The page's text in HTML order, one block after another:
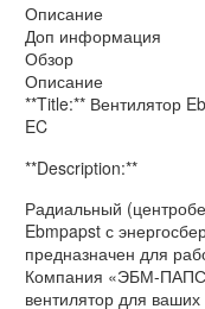
Описание
Доп информация
Обзор
Описание
**Title:** Вентилятор
EC
**Description:**
Радиальный
Ebmpapst с
предназначен для
Компания «ЭБМ-
вентилятор для ваших